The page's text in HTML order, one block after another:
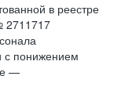
в реестре
2711717
с понижением
—